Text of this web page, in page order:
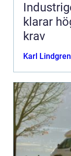
klarar
krav
Karl Lindgren